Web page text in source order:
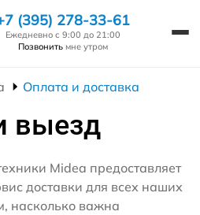
(395) 278-33-61
Ежедневно с 9:00 до 21:00
Позвонить мне утром
Оплата и доставка
выезд
Midea предоставляет
доставки для всех наших
насколько важна